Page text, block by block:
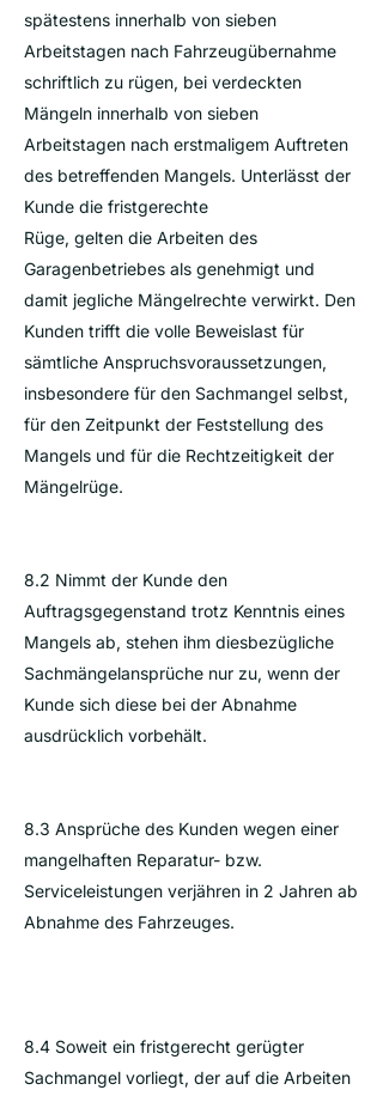
spätestens innerhalb von sieben
Arbeitstagen nach Fahrzeugübernahme
schriftlich zu rügen, bei verdeckten
Mängeln innerhalb von sieben
Arbeitstagen nach erstmaligem Auftreten
des betreffenden Mangels. Unterlässt der
Kunde die fristgerechte
Rüge, gelten die Arbeiten des
Garagenbetriebes als genehmigt und
damit jegliche Mängelrechte verwirkt. Den
Kunden trifft die volle Beweislast für
sämtliche Anspruchsvoraussetzungen,
insbesondere für den Sachmangel selbst,
für den Zeitpunkt der Feststellung des
Mangels und für die Rechtzeitigkeit der
Mängelrüge.
8.2 Nimmt der Kunde den
Auftragsgegenstand trotz Kenntnis eines
Mangels ab, stehen ihm diesbezügliche
Sachmängelansprüche nur zu, wenn der
Kunde sich diese bei der Abnahme
ausdrücklich vorbehält.
8.3 Ansprüche des Kunden wegen einer
mangelhaften Reparatur- bzw.
Serviceleistungen verjähren in 2 Jahren ab
Abnahme des Fahrzeuges.
8.4 Soweit ein fristgerecht gerügter
Sachmangel vorliegt, der auf die Arbeiten